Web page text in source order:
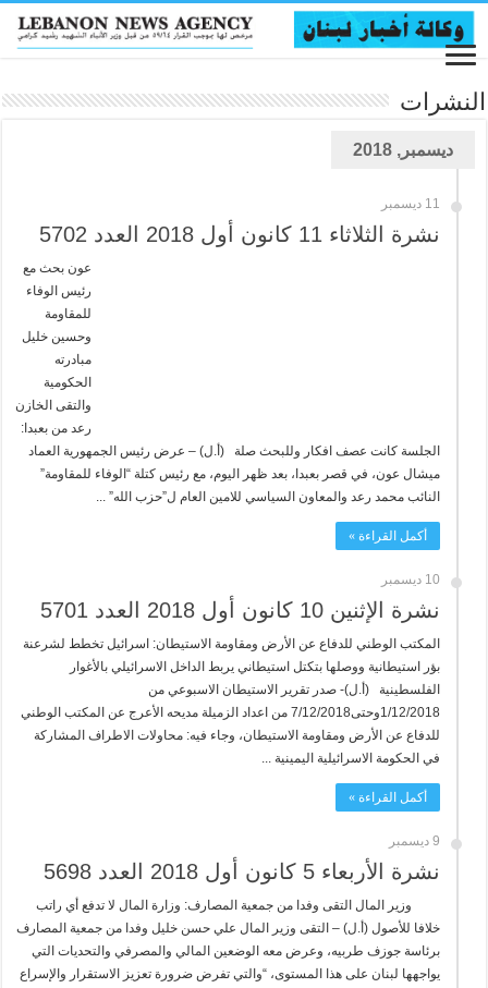
النشرات
ديسمبر, 2018
11 ديسمبر
نشرة الثلاثاء 11 كانون أول 2018 العدد 5702
عون بحث مع
رئيس الوفاء
للمقاومة
وحسين خليل
مبادرته
الحكومية
والتقى الخازن
رعد من بعبدا:
الجلسة كانت عصف افكار وللبحث صلة (أ.ل) – عرض رئيس الجمهورية العماد
ميشال عون، في قصر بعبدا، بعد ظهر اليوم، مع رئيس كتلة “الوفاء للمقاومة”
النائب محمد رعد والمعاون السياسي للامين العام ل”حزب الله” ...
أكمل القراءة »
10 ديسمبر
نشرة الإثنين 10 كانون أول 2018 العدد 5701
المكتب الوطني للدفاع عن الأرض ومقاومة الاستيطان: اسرائيل تخطط لشرعنة
بؤر استيطانية ووصلها بتكتل استيطاني يربط الداخل الاسرائيلي بالأغوار
الفلسطينية (أ.ل)- صدر تقرير الاستيطان الاسبوعي من
1/12/2018وحتى7/12/2018 من اعداد الزميلة مديحه الأعرج عن المكتب الوطني
للدفاع عن الأرض ومقاومة الاستيطان، وجاء فيه: محاولات الاطراف المشاركة
في الحكومة الاسرائيلية اليمينية ...
أكمل القراءة »
9 ديسمبر
نشرة الأربعاء 5 كانون أول 2018 العدد 5698
وزير المال التقى وفدا من جمعية المصارف: وزارة المال لا تدفع أي راتب
خلافا للأصول (أ.ل) – التقى وزير المال علي حسن خليل وفدا من جمعية المصارف
برئاسة جوزف طربيه، وعرض معه الوضعين المالي والمصرفي والتحديات التي
يواجهها لبنان على هذا المستوى، “والتي تفرض ضرورة تعزيز الاستقرار والإسراع